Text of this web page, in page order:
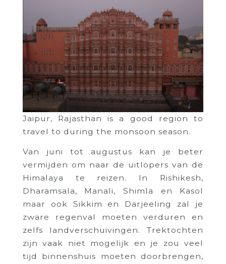
Jaipur, Rajasthan is a good region to
travel to during the monsoon season.
Van juni tot augustus kan je beter
vermijden om naar de uitlopers van de
Himalaya te reizen. In Rishikesh,
Dharamsala, Manali, Shimla en Kasol
maar ook Sikkim en Darjeeling zal je
zware regenval moeten verduren en
zelfs landverschuivingen. Trektochten
zijn vaak niet mogelijk en je zou veel
tijd binnenshuis moeten doorbrengen,